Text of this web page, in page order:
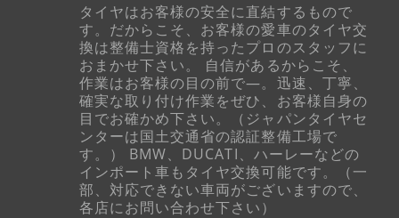
タイヤはお客様の安全に直結するもので
す。だからこそ、お客様の愛車のタイヤ交
換は整備士資格を持ったプロのスタッフに
おまかせ下さい。 自信があるからこそ、
作業はお客様の目の前で―。迅速、丁寧、
確実な取り付け作業をぜひ、お客様自身の
目でお確かめ下さい。（ジャパンタイヤセ
ンターは国土交通省の認証整備工場で
す。） BMW、DUCATI、ハーレーなどの
インポート車もタイヤ交換可能です。（一
部、対応できない車両がございますので、
各店にお問い合わせ下さい）